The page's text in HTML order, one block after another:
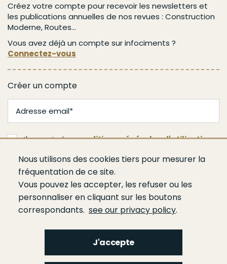
Nous utilisons des cookies tiers pour mesurer la
fréquentation de ce site.
Vous pouvez les accepter, les refuser ou les
personnaliser en cliquant sur les boutons
correspondants. see our privacy policy.
J'accepte
Créez votre compte pour recevoir les newsletters et
les publications annuelles de nos revues : Construction
Moderne, Routes...
Vous avez déjà un compte sur infociments ?
Connectez-vous
Créer un compte
J'accepte lesconditions générales d'utilisation
Je m'abonne